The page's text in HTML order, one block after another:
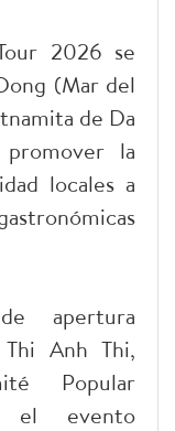
2026 se
(Mar del
de Da
la
locales a
apertura
Thi Anh Thi,
Popular
el evento